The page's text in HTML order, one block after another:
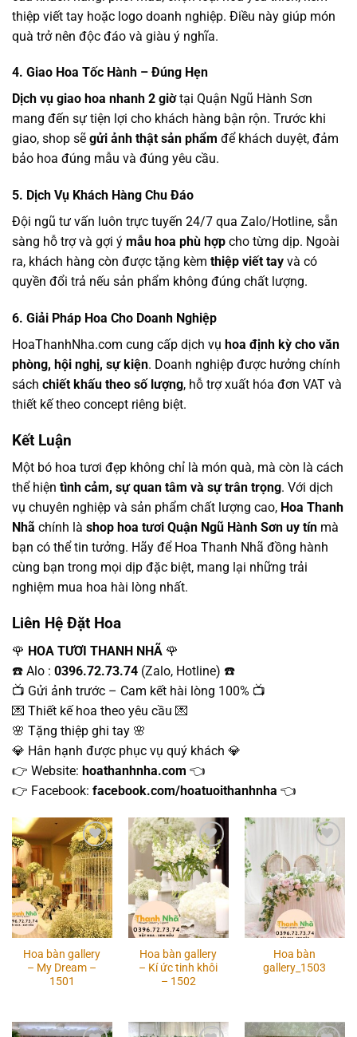
thiệp viết tay hoặc logo doanh nghiệp. Điều này giúp món
quà trở nên độc đáo và giàu ý nghĩa.
4. Giao Hoa Tốc Hành – Đúng Hẹn
Dịch vụ giao hoa nhanh 2 giờtại Quận Ngũ Hành Sơn
mang đến sự tiện lợi cho khách hàng bận rộn. Trước khi
giao, shop sẽ gửi ảnh thật sản phẩm để khách duyệt, đảm
bảo hoa đúng mẫu và đúng yêu cầu.
5. Dịch Vụ Khách Hàng Chu Đáo
Đội ngũ tư vấn luôn trực tuyến 24/7 qua Zalo/Hotline, sẵn
sàng hỗ trợ và gợi ý mẫu hoa phù hợp cho từng dịp. Ngoài
ra, khách hàng còn được tặng kèm thiệp viết tay và có
quyền đổi trả nếu sản phẩm không đúng chất lượng.
6. Giải Pháp Hoa Cho Doanh Nghiệp
HoaThanhNha.com cung cấp dịch vụ hoa định kỳ cho văn
phòng, hội nghị, sự kiện. Doanh nghiệp được hưởng chính
sách chiết khấu theo số lượng, hỗ trợ xuất hóa đơn VAT và
thiết kế theo concept riêng biệt.
Kết Luận
Một bó hoa tươi đẹp không chỉ là món quà, mà còn là cách
thể hiện tình cảm, sự quan tâm và sự trân trọng. Với dịch
vụ chuyên nghiệp và sản phẩm chất lượng cao, Hoa Thanh
Nhã chính là shop hoa tươi Quận Ngũ Hành Sơn uy tín mà
bạn có thể tin tưởng. Hãy để Hoa Thanh Nhã đồng hành
cùng bạn trong mọi dịp đặc biệt, mang lại những trải
nghiệm mua hoa hài lòng nhất.
Liên Hệ Đặt Hoa
🌹 HOA TƯƠI THANH NHÃ 🌹
☎️ Alo : 0396.72.73.74 (Zalo, Hotline) ☎️
📺 Gửi ảnh trước – Cam kết hài lòng 100% 📺
💌 Thiết kế hoa theo yêu cầu 💌
🌸 Tặng thiệp ghi tay 🌸
💎 Hân hạnh được phục vụ quý khách 💎
👉 Website: hoathanhnha.com 👈
👉 Facebook: facebook.com/hoatuoithanhnha 👈
Add to
wishlist
Hoa bàn gallery
– My Dream –
1501
Add to
wishlist
Hoa bàn gallery
– Kí ức tinh khôi
– 1502
Add to
wishlist
Hoa bàn
gallery_1503